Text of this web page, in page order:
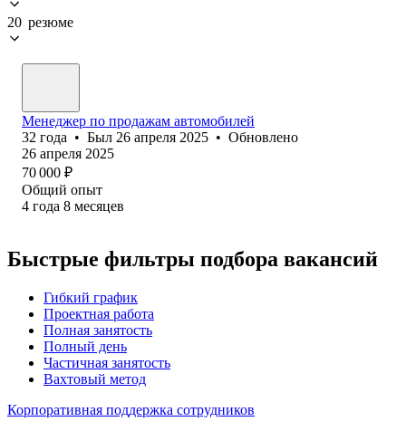
20 резюме
Менеджер по продажам автомобилей
32 года • Был 26 апреля 2025 • Обновлено
26 апреля 2025
70 000 ₽
Общий опыт
4 года 8 месяцев
Быстрые фильтры подбора вакансий
Гибкий график
Проектная работа
Полная занятость
Полный день
Частичная занятость
Вахтовый метод
Корпоративная поддержка сотрудников